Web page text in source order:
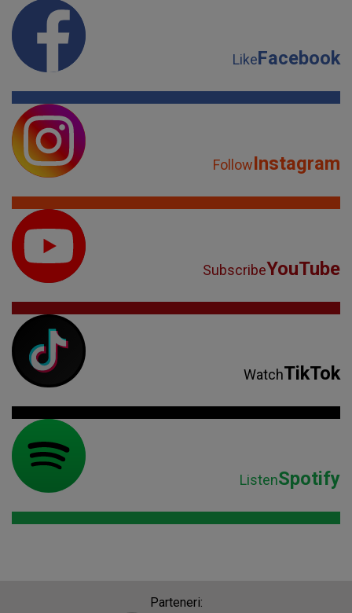
LikeFacebook
FollowInstagram
SubscribeYouTube
WatchTikTok
ListenSpotify
Parteneri: